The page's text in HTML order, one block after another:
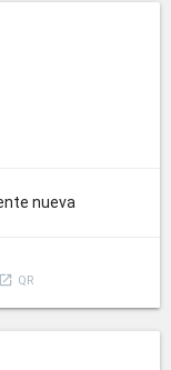
nueva
launch QR